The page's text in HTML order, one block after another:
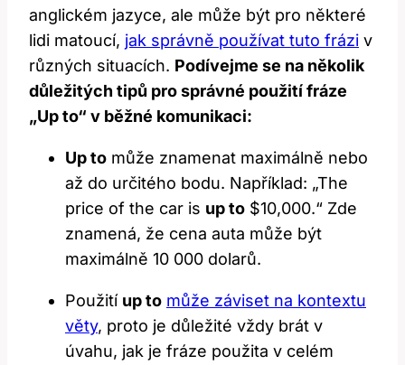
anglickém jazyce, ale může být pro některé
lidi matoucí, jak správně používat tuto frázi v
různých situacích. Podívejme se na několik
důležitých tipů pro správné použití fráze
„Up to“ v běžné komunikaci:
Up to může znamenat maximálně nebo
až do určitého bodu. Například: „The
price of the car is up to $10,000.“ Zde
znamená, že cena auta může být
maximálně 10 000 dolarů.
Použití up to může záviset na kontextu
věty, proto je důležité vždy brát v
úvahu, jak je fráze použita v celém